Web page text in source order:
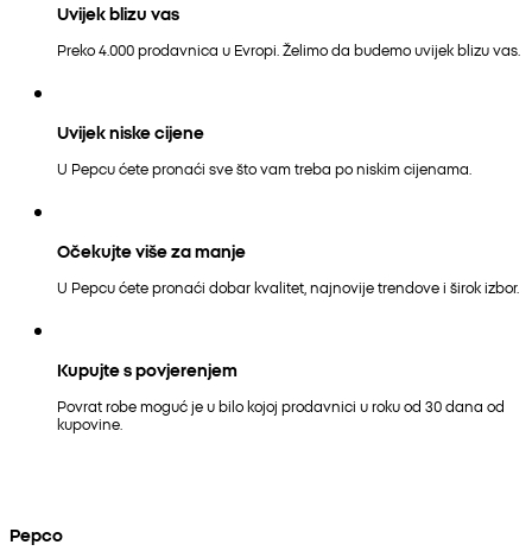
Uvijek blizu vas
Preko 4.000 prodavnica u Evropi. Želimo da budemo uvijek blizu vas.
Uvijek niske cijene
U Pepcu ćete pronaći sve što vam treba po niskim cijenama.
Očekujte više za manje
U Pepcu ćete pronaći dobar kvalitet, najnovije trendove i širok izbor.
Kupujte s povjerenjem
Povrat robe moguć je u bilo kojoj prodavnici u roku od 30 dana od
kupovine.
Pepco